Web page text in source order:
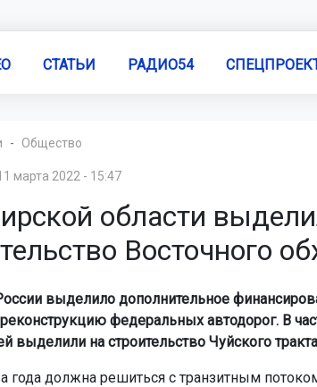
СТАТЬИ РАДИО54
Общество
марта 2022 - 15:47
области
Восточного
выделило дополнительное
федеральных автодорог. В
выделили на строительство Чуйского
года должна решиться с транзитным